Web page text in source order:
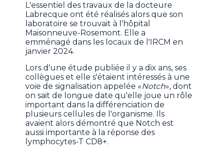
L'essentiel des travaux de la docteure
Labrecque ont été réalisés alors que son
laboratoire se trouvait à l'hôpital
Maisonneuve-Rosemont. Elle a
emménagé dans les locaux de l'IRCM en
janvier 2024.
Lors d'une étude publiée il y a dix ans, ses
collègues et elle s'étaient intéressés à une
voie de signalisation appelée «Notch», dont
on sait de longue date qu'elle joue un rôle
important dans la différenciation de
plusieurs cellules de l'organisme. Ils
avaient alors démontré que Notch est
aussi importante à la réponse des
lymphocytes-T CD8+.